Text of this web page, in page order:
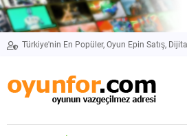
Türkiye'nin En Popüler, Oyun Epin Satış,